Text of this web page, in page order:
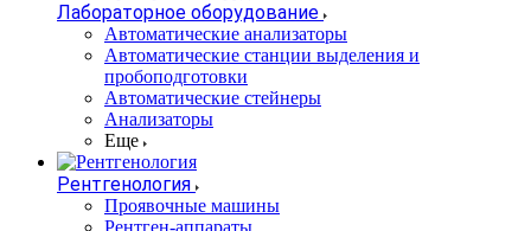
Лабораторное оборудование
Автоматические анализаторы
Автоматические станции выделения и
пробоподготовки
Автоматические стейнеры
Анализаторы
Еще
Рентгенология
Проявочные машины
Рентген-аппараты